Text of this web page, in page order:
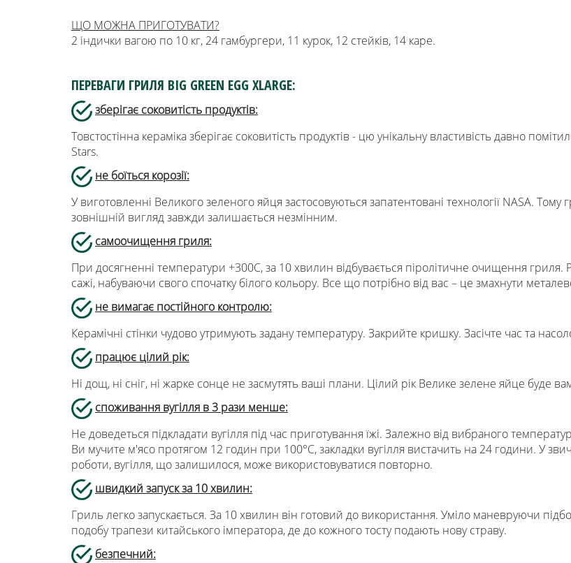
ЩО МОЖНА ПРИГОТУВАТИ?
2 індички вагою по 10 кг, 24 гамбургери, 11 курок, 12 стейків, 14 каре.
ПЕРЕВАГИ ГРИЛЯ BIG GREEN EGG XLARGE:
зберігає соковитість продуктів:
Товстостінна кераміка зберігає соковитість продуктів - цю унікальну властивість давно
Stars.
не боїться корозії:
У виготовленні Великого зеленого яйця застосовуються запатентовані технології NASA.
зовнішній вигляд завжди залишається незмінним.
самоочищення гриля:
При досягненні температури +300С, за 10 хвилин відбувається піролітичне очищення гриля.
сажі, набуваючи свого спочатку білого кольору. Все що потрібно від вас – це змахнути
не вимагає постійного контролю:
Керамічні стінки чудово утримують задану температуру. Закрийте кришку. Засічте час та
працює цілий рік:
Ні дощ, ні сніг, ні жарке сонце не засмутять ваші плани. Цілий рік Велике зелене яйце буде
споживання вугілля в 3 рази менше:
Не доведеться підкладати вугілля під час приготування їжі. Залежно від вибраного
Ви мучите м'ясо протягом 12 годин при 100°С, закладки вугілля вистачить на 24 години. У
роботи, вугілля, що залишилося, може використовуватися повторно.
швидкий запуск за 10 хвилин:
Гриль легко запускається. За 10 хвилин він готовий до використання. Уміло маневруючи
подобу трапези китайського імператора, де до кожного тосту подають нову страву.
безпечний: